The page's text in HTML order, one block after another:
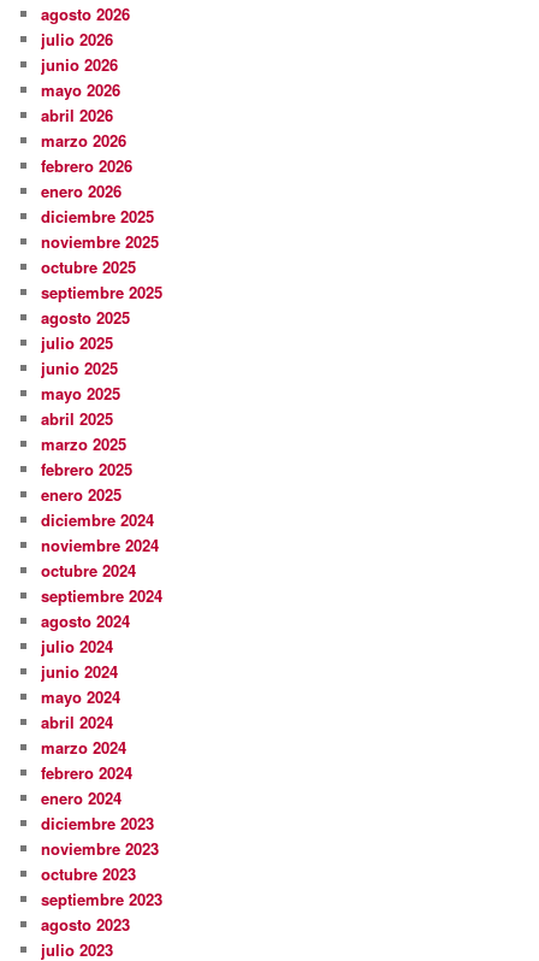
agosto 2026
julio 2026
junio 2026
mayo 2026
abril 2026
marzo 2026
febrero 2026
enero 2026
diciembre 2025
noviembre 2025
octubre 2025
septiembre 2025
agosto 2025
julio 2025
junio 2025
mayo 2025
abril 2025
marzo 2025
febrero 2025
enero 2025
diciembre 2024
noviembre 2024
octubre 2024
septiembre 2024
agosto 2024
julio 2024
junio 2024
mayo 2024
abril 2024
marzo 2024
febrero 2024
enero 2024
diciembre 2023
noviembre 2023
octubre 2023
septiembre 2023
agosto 2023
julio 2023